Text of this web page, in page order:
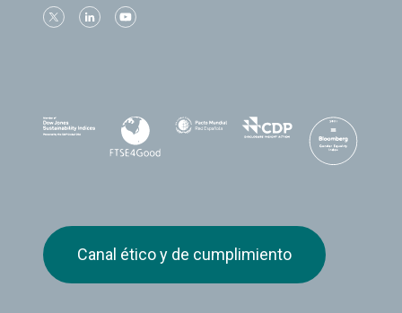
Canal ético y de cumplimiento